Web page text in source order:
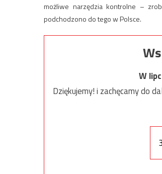
możliwe narzędzia kontrolne –
podchodzono do tego w Polsce.
W
Dziękujemy! i zachęcamy do